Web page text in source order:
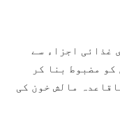
غذائی اجزاء سے
مضبوط بنا کر
مالش خون کی